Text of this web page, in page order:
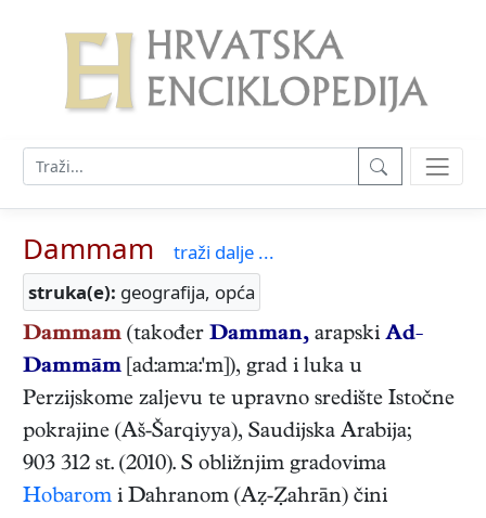
Dammam
traži dalje ...
struka(e): geografija, opća
Dammam (također Damman, arapski Ad-
Dammām [ad:am:a:'m]), grad i luka u
Perzijskome zaljevu te upravno središte Istočne
pokrajine (Aš-Šarqiyya), Saudijska Arabija;
903 312 st. (2010). S obližnjim gradovima
Hobarom i Dahranom (Aẓ-Ẓahrān) čini